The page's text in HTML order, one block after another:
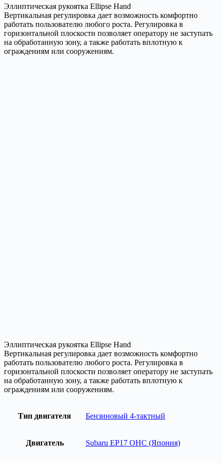
Эллиптическая рукоятка Ellipse Hand
Вертикальная регулировка дает возможность комфортно
работать пользователю любого роста. Регулировка в
горизонтальной плоскости позволяет оператору не заступать
на обработанную зону, а также работать вплотную к
ограждениям или сооружениям.
Эллиптическая рукоятка Ellipse Hand
Вертикальная регулировка дает возможность комфортно
работать пользователю любого роста. Регулировка в
горизонтальной плоскости позволяет оператору не заступать
на обработанную зону, а также работать вплотную к
ограждениям или сооружениям.
Тип двигателя Бензиновый 4-тактный
Двигатель Subaru EP17 ОНС (Япония)